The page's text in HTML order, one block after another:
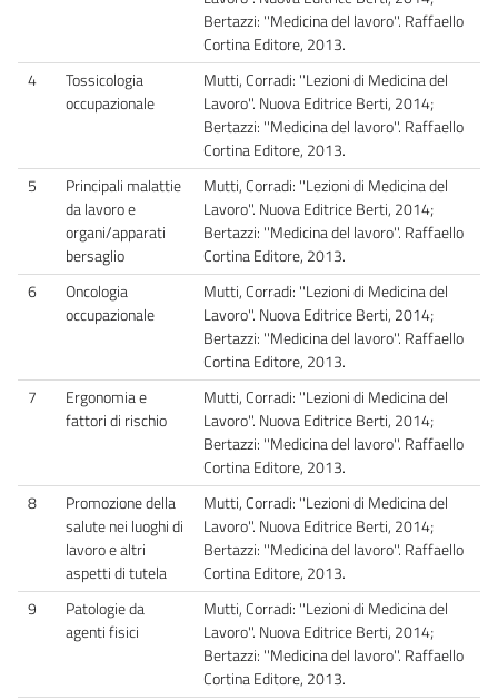
Bertazzi: ''Medicina del lavoro''. Raffaello
Cortina Editore, 2013.
4
Tossicologia
occupazionale
Mutti, Corradi: ''Lezioni di Medicina del
Lavoro''. Nuova Editrice Berti, 2014;
Bertazzi: ''Medicina del lavoro''. Raffaello
Cortina Editore, 2013.
5
Principali malattie
da lavoro e
organi/apparati
bersaglio
Mutti, Corradi: ''Lezioni di Medicina del
Lavoro''. Nuova Editrice Berti, 2014;
Bertazzi: ''Medicina del lavoro''. Raffaello
Cortina Editore, 2013.
6
Oncologia
occupazionale
Mutti, Corradi: ''Lezioni di Medicina del
Lavoro''. Nuova Editrice Berti, 2014;
Bertazzi: ''Medicina del lavoro''. Raffaello
Cortina Editore, 2013.
7
Ergonomia e
fattori di rischio
Mutti, Corradi: ''Lezioni di Medicina del
Lavoro''. Nuova Editrice Berti, 2014;
Bertazzi: ''Medicina del lavoro''. Raffaello
Cortina Editore, 2013.
8
Promozione della
salute nei luoghi di
lavoro e altri
aspetti di tutela
Mutti, Corradi: ''Lezioni di Medicina del
Lavoro''. Nuova Editrice Berti, 2014;
Bertazzi: ''Medicina del lavoro''. Raffaello
Cortina Editore, 2013.
9
Patologie da
agenti fisici
Mutti, Corradi: ''Lezioni di Medicina del
Lavoro''. Nuova Editrice Berti, 2014;
Bertazzi: ''Medicina del lavoro''. Raffaello
Cortina Editore, 2013.